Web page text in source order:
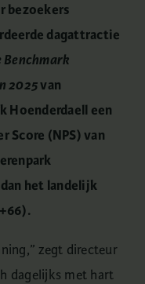
bezoekers
dagattractie
2025van
Hoenderdaell een
Score (NPS) van
het landelijk
zegt directeur
dagelijks met hart